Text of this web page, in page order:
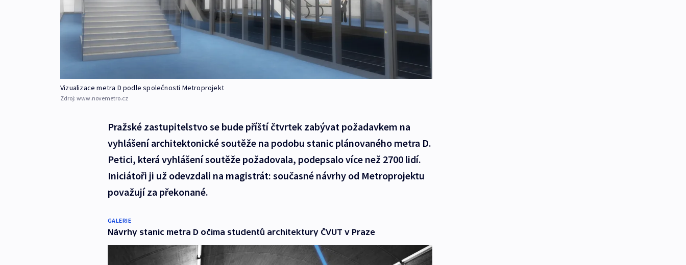
Vizualizace metra D podle společnosti Metroprojekt
Zdroj: www.novemetro.cz
Pražské zastupitelstvo se bude příští čtvrtek zabývat požadavkem na
vyhlášení architektonické soutěže na podobu stanic plánovaného metra D.
Petici, která vyhlášení soutěže požadovala, podepsalo více než 2700 lidí.
Iniciátoři ji už odevzdali na magistrát: současné návrhy od Metroprojektu
považují za překonané.
GALERIE
Návrhy stanic metra D očima studentů architektury ČVUT v Praze